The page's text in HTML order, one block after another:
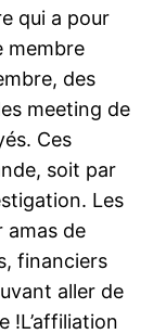
qui a pour
membre
des
meeting de
​Ces
soit par
​Les
amas de
financiers
aller de
!L’affiliation